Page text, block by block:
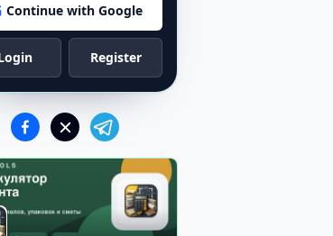
Continue with Google
Register